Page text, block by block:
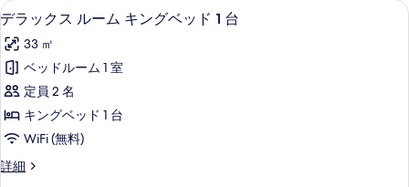
の
写
真
を
表
示
す
る
ー
ン
ベ
ッ
ド
2
台
ル
ム
ク
ー
ン
ベ
ッ
ド
デ
ラ
ッ
ク
ス
ル
ー
ム
デラックス ルーム キングベッド 1
6
デラックス ルーム キングベッド 1 台
33 ㎡
ベッドルーム 1 室
定員 2 名
キングベッド 1 台
WiFi (無料)
詳細
デ